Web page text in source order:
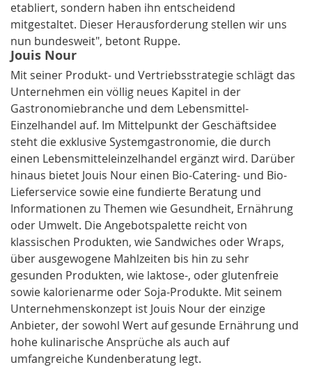
etabliert, sondern haben ihn entscheidend
mitgestaltet. Dieser Herausforderung stellen wir uns
nun bundesweit", betont Ruppe.
Jouis Nour
Mit seiner Produkt- und Vertriebsstrategie schlägt das
Unternehmen ein völlig neues Kapitel in der
Gastronomiebranche und dem Lebensmittel-
Einzelhandel auf. Im Mittelpunkt der Geschäftsidee
steht die exklusive Systemgastronomie, die durch
einen Lebensmitteleinzelhandel ergänzt wird. Darüber
hinaus bietet Jouis Nour einen Bio-Catering- und Bio-
Lieferservice sowie eine fundierte Beratung und
Informationen zu Themen wie Gesundheit, Ernährung
oder Umwelt. Die Angebotspalette reicht von
klassischen Produkten, wie Sandwiches oder Wraps,
über ausgewogene Mahlzeiten bis hin zu sehr
gesunden Produkten, wie laktose-, oder glutenfreie
sowie kalorienarme oder Soja-Produkte. Mit seinem
Unternehmenskonzept ist Jouis Nour der einzige
Anbieter, der sowohl Wert auf gesunde Ernährung und
hohe kulinarische Ansprüche als auch auf
umfangreiche Kundenberatung legt.